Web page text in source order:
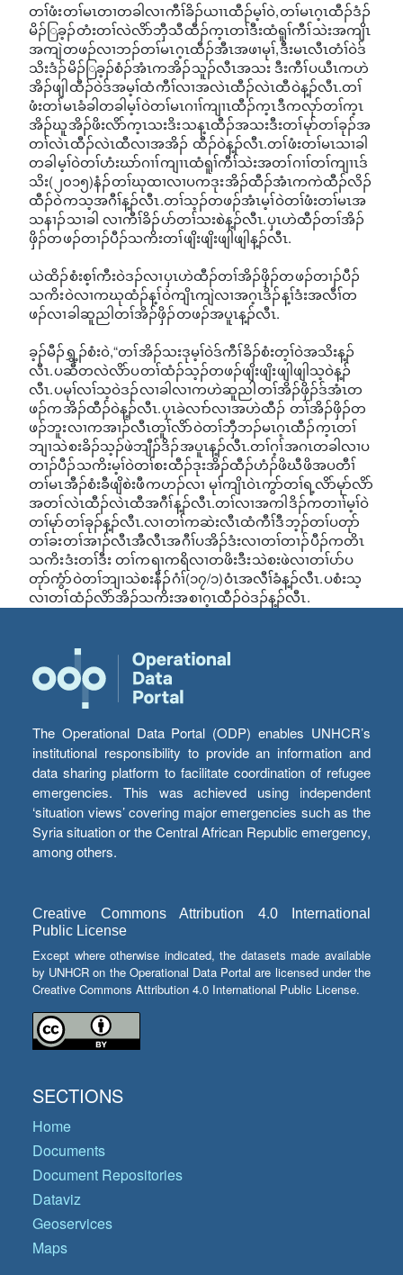
တၢ်ဖံးတၢ်မၤတၢတခါလၢကီၢ်ခိၣ်ယၢၤထီၣ်မ့ၢ်ဝဲ,တၢ်မၤဂ့ၤထီၣ်ဒံၣ်
မိၣ်ြခ့ၣ်တံးတၢ်လဲလိာ်ဘှီသီထီၣ်က့ၤတၢ်ဒီးထံရူၢ်ကီၢ်သဲးအကျိၤ
အကျဲတဖၣ်လၢဘၣ်တၢ်မၤဂ့ၤထီၣ်အီၤအဖၢမုၢ်,ဒီးမၤလီၤတံၢ်ဝဲဒ်
သိးဒံၣ်မိၣ်ြခ့ၣ်စံၣ်အံၤကအိၣ်သူၣ်လီၤအသး ဒီးကီၢ်ပယီၤကဟဲ
အိၣ်ဖျါထီၣ်ဝဲဒ်အမ့ၢ်ထံကီၢ်လၢအလဲၤထီၣ်လဲၤထီဝဲန့ၣ်လီၤ.တၢ်
ဖံးတၢ်မၤခံခါတခါမ့ၢ်ဝဲတၢ်မၤဂၢၢ်ကျၢၤထီၣ်က့ၤဒီကလုာ်တၢ်က့ၤ
အိၣ်ဃူအိၣ်ဖိးလိာ်က့ၤသးဒိးသန့ၤထီၣ်အသးဒီးတၢ်မုာ်တၢ်ခုၣ်အ
တၢ်လဲၤထီၣ်လဲၤထီလၢအအိၣ် ထီၣ်ဝဲန့ၣ်လီၤ.တၢ်ဖံးတၢ်မၤသၢခါ
တခါမ့ၢ်ဝဲတၢ်ဟံးဃာ်ဂၢၢ်ကျၢၤထံရူၢ်ကီၢ်သဲးအတၢ်ဂၢၢ်တၢ်ကျၢၤဒ်
သိး(၂၀၁၅)နံၣ်တၢ်ဃုထၢလၢပကဒုးအိၣ်ထီၣ်အံၤကကဲထီၣ်လိၣ်
ထီၣ်ဝဲကသ့အဂီၢ်န့ၣ်လီၤ.တၢ်သ့ၣ်တဖၣ်အံၤမ့ၢ်ဝဲတၢ်ဖံးတၢ်မၤအ
သနၢၣ်သၢခါ လၢကီၢ်ခိၣ်ပာ်တၢ်သးစဲန့ၣ်လီၤ.ပှၤဟဲထီၣ်တၢ်အိၣ်
ဖှိၣ်တဖၣ်တၢၣ်ပီၣ်သကိးတၢ်ဖျိးဖျိးဖျါဖျါန့ၣ်လီၤ.
ယဲထိၣ်စံးစ့ၢ်ကီးဝဲဒၣ်လၢပှၤဟဲထီၣ်တၢ်အိၣ်ဖှိၣ်တဖၣ်တၢၣ်ပီၣ်
သကိးဝဲလၢကဃုထံၣ်န့ၢ်ဝဲကျိၤကျဲလၢအဂ့ၤဒိၣ်န့ၢ်ဒံးအလီၢ်တ
ဖၣ်လၢခါဆူညါတၢ်အိၣ်ဖှိၣ်တဖၣ်အပူၤန့ၣ်လီၤ.
ခ့ၣ်မီၣ်ရွှ့ၣ်စံးဝဲ,“တၢ်အိၣ်သးဒုမ့ၢ်ဝဲဒ်ကီၢ်ခိၣ်စံးတ့ၢ်ဝဲအသိးန့ၣ်
လီၤ.ပဆီတလဲလိာ်ပတၢ်ထံၣ်သ့ၣ်တဖၣ်ဖျိးဖျိးဖျါဖျါသ့ဝဲန့ၣ်
လီၤ.ပမုၢ်လၢ်သ့ဝဲဒၣ်လၢခါလၢကဟဲဆူညါတၢ်အိၣ်ဖှိၣ်ဒ်အံၤတ
ဖၣ်ကအိၣ်ထီၣ်ဝဲန့ၣ်လီၤ.ပှၤခဲလၢာ်လၢအဟဲထီၣ် တၢ်အိၣ်ဖှိၣ်တ
ဖၣ်ဘူးလၢကအၢၣ်လီၤတူၢ်လိာ်ဝဲတၢ်ဘှီဘၣ်မၤဂ့ၤထီၣ်က့ၤတၢ်
ဘျၢသဲစးခိၣ်သ့ၣ်ဖဲဘျီၣ်ဒိၣ်အပူၤန့ၣ်လီၤ.တၢ်ဂ့ၢ်အဂၤတခါလၢပ
တၢၣ်ပီၣ်သကိးမ့ၢ်ဝဲတၢ်စးထီၣ်ဒုးအိၣ်ထီၣ်ဟံၣ်ဖိဃီဖိအပတီၢ်
တၢ်မၤအီၣ်စံးခီဖျိစဲးဖီကဟၣ်လၢ မုၢ်ကျိၤဝဲၤကွာ်တၢ်ရ့လိာ်မုာ်လိာ်
အတၢ်လဲၤထီၣ်လဲၤထီအဂီၢ်န့ၣ်လီၤ.တၢ်လၢအကါဒိၣ်ကတၢၢ်မ့ၢ်ဝဲ
တၢ်မုာ်တၢ်ခုၣ်န့ၣ်လီၤ.လၢတၢ်ကဆဲးလီၤထံကီၢ်ဒီဘ့ၣ်တၢ်ပတုာ်
တၢ်ခးတၢ်အၢၣ်လီၤအီလီၤအဂီၢ်ပအိၣ်ဒံးလၢတၢ်တၢၣ်ပီၣ်ကတိၤ
သကိးဒံးတၢ်ဒီး တၢ်ကရၢကရိလၢတဖိးဒီးသဲစးဖဲလၢတၢ်ပာ်ပ
တုာ်ကွံာ်ဝဲတၢ်ဘျၢသဲစးနီၣ်ဂံၢ်(၁၇/၁)ဝံၤအလီၢ်ခံန့ၣ်လီၤ.ပစံးသ့
လၢတၢ်ထံၣ်လိာ်အိၣ်သကိးအစၢဂ့ၤထီၣ်ဝဲဒၣ်န့ၣ်လီၤ.
The Operational Data Portal (ODP) enables UNHCR’s
institutional responsibility to provide an information and
data sharing platform to facilitate coordination of refugee
emergencies. This was achieved using independent
‘situation views’ covering major emergencies such as the
Syria situation or the Central African Republic emergency,
among others.
Creative Commons Attribution 4.0 International
Public License
Except where otherwise indicated, the datasets made available
by UNHCR on the Operational Data Portal are licensed under the
Creative Commons Attribution 4.0 International Public License.
SECTIONS
Home
Documents
Document Repositories
Dataviz
Geoservices
Maps